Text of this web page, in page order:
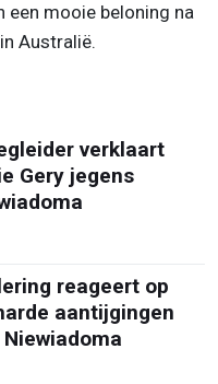
een mooie beloning na
Australië.
verklaart
Gery jegens
reageert op
aantijgingen